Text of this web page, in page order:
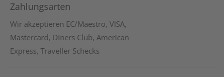
Zahlungsarten
Wir akzeptieren EC/Maestro, VISA,
Mastercard, Diners Club, American
Express, Traveller Schecks